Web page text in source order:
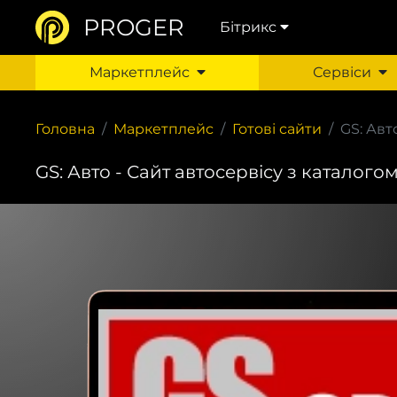
PROGER Бітрикс
Маркетплейс Сервіси
Головна Маркетплейс Готові сайти GS:
GS: Авто - Сайт автосервісу з